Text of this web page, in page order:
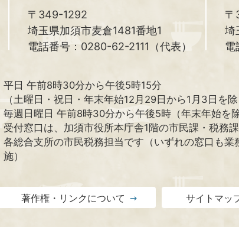
〒349-1292
埼玉県加須市麦倉1481番地1
電話番号：0280-62-2111（代表）
〒
埼
電
平日 午前8時30分から午後5時15分
（土曜日・祝日・年末年始12月29日から1月3日を除
毎週日曜日 午前8時30分から午後5時（年末年始を除
受付窓口は、加須市役所本庁舎1階の市民課・税務課
各総合支所の市民税務担当です（いずれの窓口も業
施）
著作権・リンクについて サイトマッ